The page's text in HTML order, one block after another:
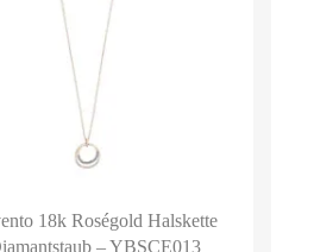
18k Roségold Halskette
– YBSCE013